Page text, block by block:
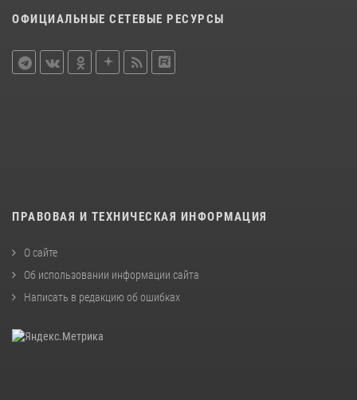
ОФИЦИАЛЬНЫЕ СЕТЕВЫЕ РЕСУРСЫ
ПРАВОВАЯ И ТЕХНИЧЕСКАЯ ИНФОРМАЦИЯ
О сайте
Об использовании информации сайта
Написать в редакцию об ошибках